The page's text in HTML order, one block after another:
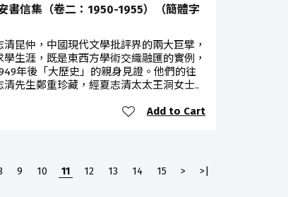
書信集（卷二：1950-1955）（簡體字
清昆仲，中國現代文學批評界的兩大巨擘，
生涯，既是東西方學術交織融匯的實例，
年後「大歷史」的親身見證。他們的往
清先生鄭重珍藏，經夏志清太太王洞女士..
Add to Cart
9 10 11 12 13 14 15 > >|